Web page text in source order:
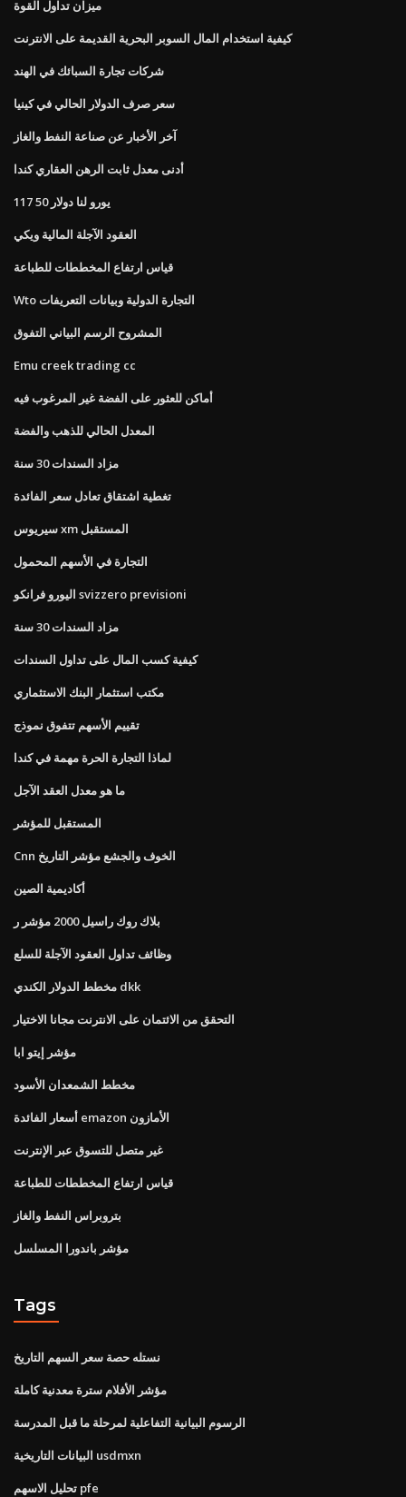
ميزان تداول القوة
كيفية استخدام المال السوبر البحرية القديمة على الانترنت
شركات تجارة السبائك في الهند
سعر صرف الدولار الحالي في كينيا
آخر الأخبار عن صناعة النفط والغاز
أدنى معدل ثابت الرهن العقاري كندا
117 50 يورو لنا دولار
العقود الآجلة المالية ويكي
قياس ارتفاع المخططات للطباعة
Wto التجارة الدولية وبيانات التعريفات
المشروح الرسم البياني التفوق
Emu creek trading cc
أماكن للعثور على الفضة غير المرغوب فيه
المعدل الحالي للذهب والفضة
مزاد السندات 30 سنة
تغطية اشتقاق تعادل سعر الفائدة
سيريوس xm المستقبل
التجارة في الأسهم المحمول
اليورو فرانكو svizzero previsioni
مزاد السندات 30 سنة
كيفية كسب المال على تداول السندات
مكتب استثمار البنك الاستثماري
تقييم الأسهم تتفوق نموذج
لماذا التجارة الحرة مهمة في كندا
ما هو معدل العقد الآجل
المستقبل للمؤشر
Cnn الخوف والجشع مؤشر التاريخ
أكاديمية الصين
بلاك روك راسيل 2000 مؤشر ر
وظائف تداول العقود الآجلة للسلع
مخطط الدولار الكندي dkk
التحقق من الائتمان على الانترنت مجانا الاختيار
مؤشر إيتو ابا
مخطط الشمعدان الأسود
أسعار الفائدة emazon الأمازون
غير متصل للتسوق عبر الإنترنت
قياس ارتفاع المخططات للطباعة
بتروبراس النفط والغاز
مؤشر باندورا المسلسل
Tags
نستله حصة سعر السهم التاريخ
مؤشر الأفلام سترة معدنية كاملة
الرسوم البيانية التفاعلية لمرحلة ما قبل المدرسة
البيانات التاريخية usdmxn
تحليل الاسهم pfe